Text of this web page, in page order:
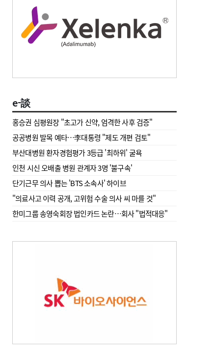
e-談
홍승권 심평원장 " 초고가 신약, 엄격한 사후 검증"
공공병원 발목 예타…李대통령 "제도 개편 검토"
부산대병원 환자경험평가 3등급 '최하위' 굴욕
인천 시신 오배출 병원 관계자 3명 '불구속'
단기근무 의사 뽑는 'BTS 소속사' 하이브
"의료사고 이력 공개, 고위험 수술 의사 씨 마를 것"
한미그룹 송영숙회장 법인카드 논란…회사 "법적대응"